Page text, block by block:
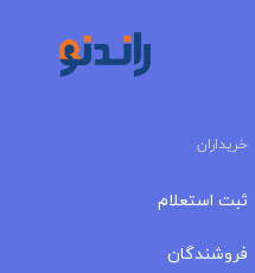
خریداران
ثبت استعلام
فروشندگان